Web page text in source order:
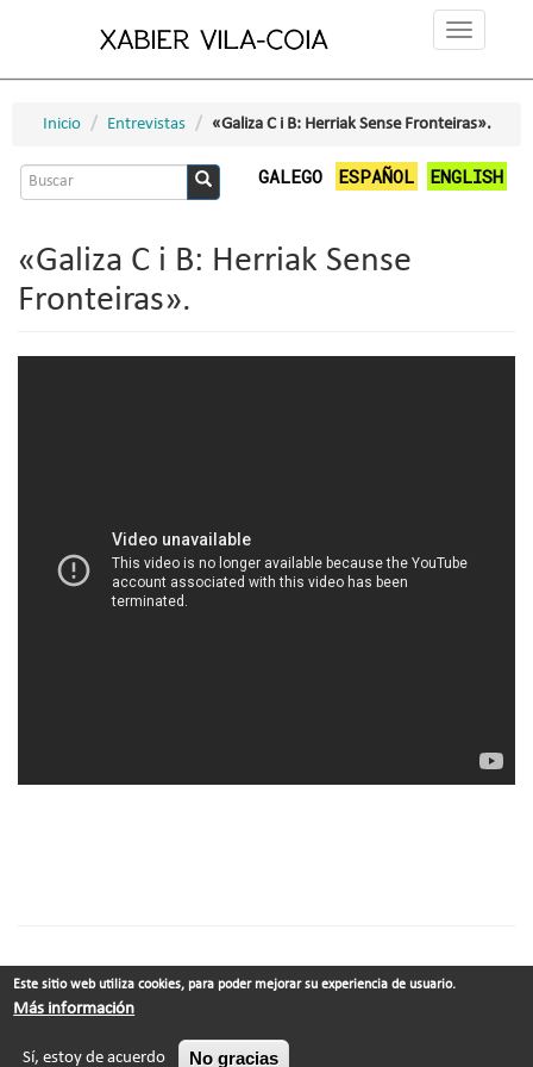
Toggle
Inicio Entrevistas «Galiza C i B: Herriak Sense Fronteiras».
Formulario
busca
GALEGO ESPAÑOL ENGLISH
«Galiza C i B: Herriak Sense
Fronteiras».
© Xabier Vila-Coia ·Contacto
Este sitio web utiliza cookies, para poder mejorar su experiencia de usuario.
Más información
Sí, estoy de acuerdo No gracias